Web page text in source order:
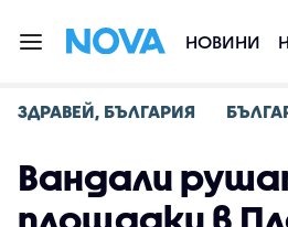
НОВИНИ
ЗДРАВЕЙ, БЪЛГАРИЯ
Вандали
площадки в